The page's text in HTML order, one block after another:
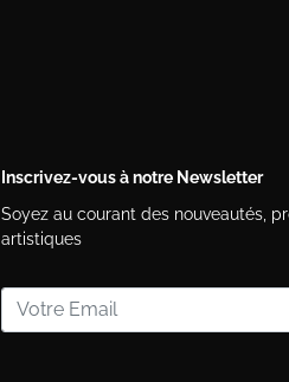
Inscrivez-vous à notre Newsletter
Soyez au courant des nouveautés,
artistiques